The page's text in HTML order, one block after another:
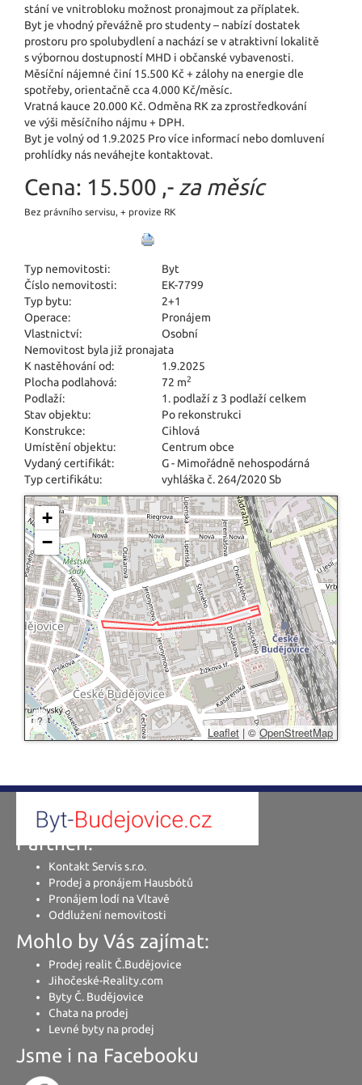
stání ve vnitrobloku možnost pronajmout za příplatek.
Byt je vhodný převážně pro studenty – nabízí dostatek
prostoru pro spolubydlení a nachází se v atraktivní lokalitě
s výbornou dostupností MHD i občanské vybavenosti.
Měsíční nájemné činí 15.500 Kč + zálohy na energie dle
spotřeby, orientačně cca 4.000 Kč/měsíc.
Vratná kauce 20.000 Kč. Odměna RK za zprostředkování
ve výši měsíčního nájmu + DPH.
Byt je volný od 1.9.2025 Pro více informací nebo domluvení
prohlídky nás neváhejte kontaktovat.
Cena: 15.500 ,- za měsíc
Bez právního servisu, + provize RK
Typ nemovitosti:
Byt
Číslo nemovitosti:
EK-7799
Typ bytu:
2+1
Operace:
Pronájem
Vlastnictví:
Osobní
Nemovitost byla již pronajata
K nastěhování od:
1.9.2025
Plocha podlahová:
72 m2
Podlaží:
1. podlaží z 3 podlaží celkem
Stav objektu:
Po rekonstrukci
Konstrukce:
Cihlová
Umístění objektu:
Centrum obce
Vydaný certifikát:
G - Mimořádně nehospodárná
Typ certifikátu:
vyhláška č. 264/2020 Sb
+
−
?
Leaflet | ©OpenStreetMap
Partneři:
Kontakt Servis s.r.o.
Prodej a pronájem Hausbótů
Pronájem lodí na Vltavě
Oddlužení nemovitosti
Mohlo by Vás zajímat:
Prodej realit Č.Budějovice
Jihočeské-Reality.com
Byty Č. Budějovice
Chata na prodej
Levné byty na prodej
Jsme i na Facebooku